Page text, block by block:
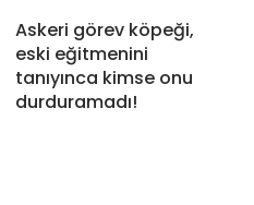
Askeri görev köpeği,
eski eğitmenini
tanıyınca kimse onu
durduramadı!